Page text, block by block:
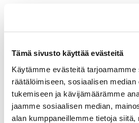
Tämä sivusto käyttää evästeitä
Käytämme evästeitä
räätälöimiseen, sosiaalisen median
tukemiseen ja kävijämäärämme
jaamme sosiaalisen median,
alan kumppaneillemme tietoja siitä,